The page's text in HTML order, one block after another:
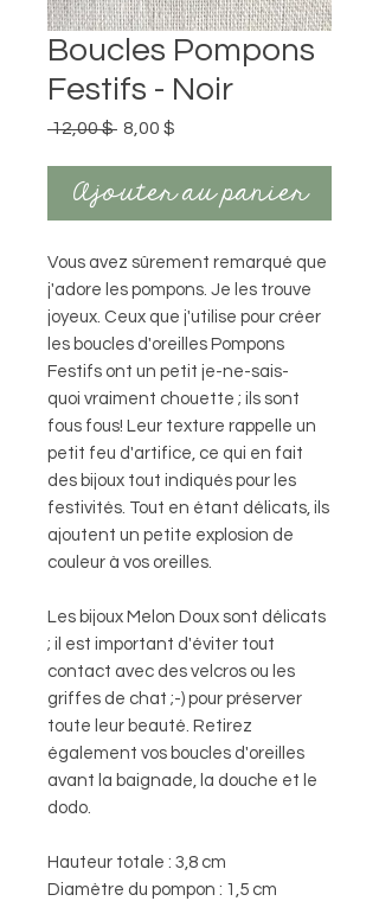
Boucles Pompons
Festifs - Noir
12,00 $ Prix
8,00 $
Ajouter au panier
Vous avez sûrement remarqué que
j'adore les pompons. Je les trouve
joyeux. Ceux que j'utilise pour créer
les boucles d'oreilles Pompons
Festifs ont un petit je-ne-sais-
quoi vraiment chouette ; ils sont
fous fous! Leur texture rappelle un
petit feu d'artifice, ce qui en fait
des bijoux tout indiqués pour les
festivités. Tout en étant délicats, ils
ajoutent un petite explosion de
couleur à vos oreilles.
Les bijoux Melon Doux sont délicats
; il est important d'éviter tout
contact avec des velcros ou les
griffes de chat ;-) pour préserver
toute leur beauté. Retirez
également vos boucles d'oreilles
avant la baignade, la douche et le
dodo.
Hauteur totale : 3,8 cm
Diamètre du pompon : 1,5 cm